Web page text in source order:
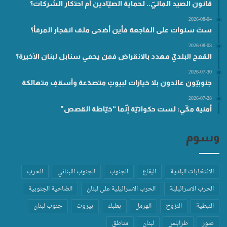
قانون الصيد المائيّ.. لحماية الصيّادين أم احتكار الشركات؟
2026-08-04
ستّ سنوات على الفاجعة فأين أضحى ملف انفجار المرفأ؟
2026-08-03
القمح البلديّ مهدد بالانقراض فمن يحمي سنابل لبنان الأخيرة؟
2026-07-30
جنوبيّون عائدون بلا خيارات لبيوتٍ متصدّعة وأسقفٍ متهالكة
2026-07-28
أمنية مكّي: لست حكواتيّة إنّما “خيّاطة القصص”
وسوم
الانتخابات البلدية البقاع الجنوب الجنوب اللبناني
الحرب
الحرب الاسرائيلية
الحرب الاسرائيلية على لبنان
الضاحية الجنوبية
النبطية
النزوح الهرمل بعلبك بيروت
جنوب لبنان
صور
طرابلس لبنان مناطق